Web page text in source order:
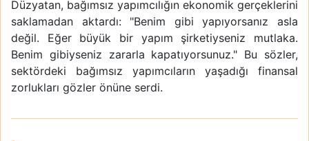
Düzyatan, bağımsız yapımcılığın ekonomik gerçeklerini
saklamadan aktardı: "Benim gibi yapıyorsanız asla
değil. Eğer büyük bir yapım şirketiyseniz mutlaka.
Benim gibiyseniz zararla kapatıyorsunuz." Bu sözler,
sektördeki bağımsız yapımcıların yaşadığı finansal
zorlukları gözler önüne serdi.